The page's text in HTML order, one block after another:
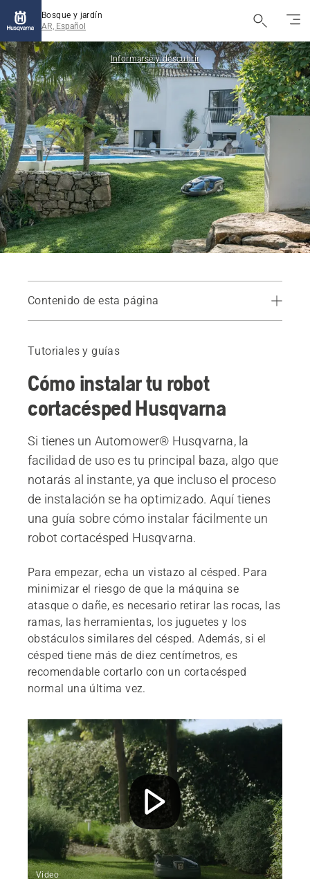
Bosque y jardín
AR, Español
Informarse y descubrir
Contenido de esta página
2. Carga la batería
3. Distribuye el cable delimitador
5. Relájate
Piezas y accesorios de instalación
Tutoriales y guías
Cómo instalar tu robot
cortacésped Husqvarna
Si tienes un Automower® Husqvarna, la
facilidad de uso es tu principal baza, algo que
notarás al instante, ya que incluso el proceso
de instalación se ha optimizado. Aquí tienes
una guía sobre cómo instalar fácilmente un
robot cortacésped Husqvarna.
Para empezar, echa un vistazo al césped. Para
minimizar el riesgo de que la máquina se
atasque o dañe, es necesario retirar las rocas, las
ramas, las herramientas, los juguetes y los
obstáculos similares del césped. Además, si el
césped tiene más de diez centímetros, es
recomendable cortarlo con un cortacésped
normal una última vez.
Video